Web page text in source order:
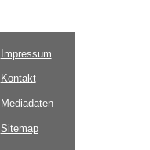
Impressum
Kontakt
Mediadaten
Sitemap